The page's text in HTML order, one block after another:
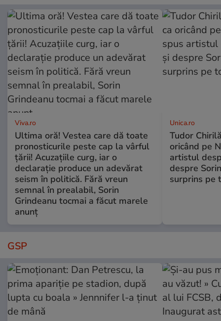
Viva.ro
Ultima oră! Vestea care dă toate
pronosticurile peste cap la vârful
țării! Acuzațiile curg, iar o
declarație produce un adevărat
seism în politică. Fără vreun
semnal în prealabil, Sorin
Grindeanu tocmai a făcut marele
anunț
Unica.ro
Tudor
oricând pe
artistul
despre
surprins pe
GSP